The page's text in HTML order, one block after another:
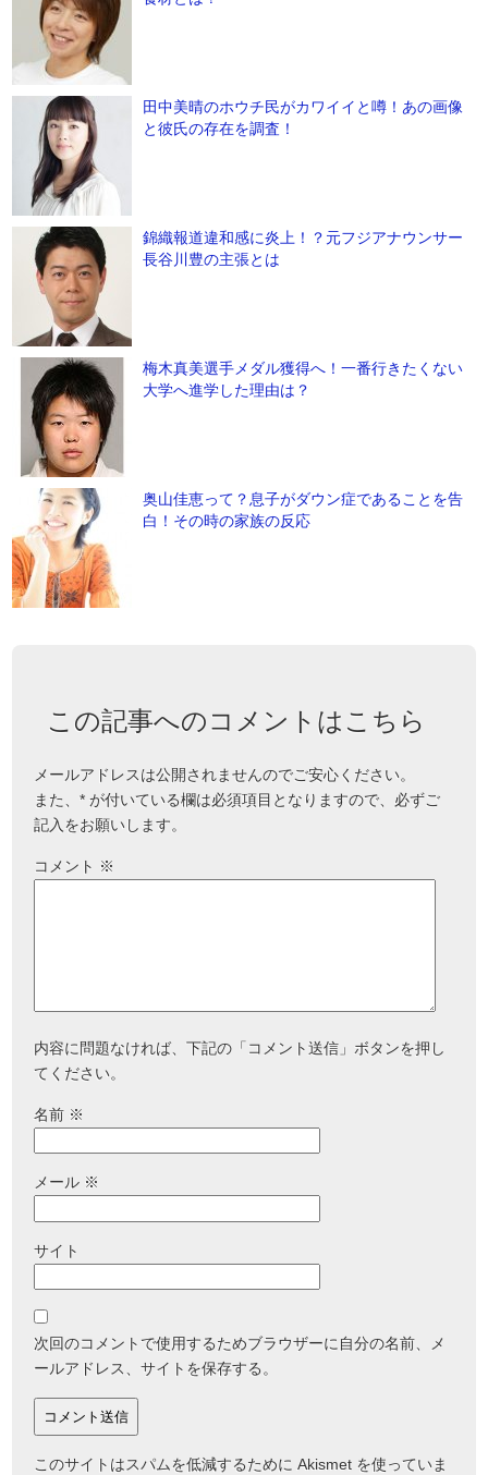
田中美晴のホウチ民がカワイイと噂！あの画像
と彼氏の存在を調査！
錦織報道違和感に炎上！？元フジアナウンサー
長谷川豊の主張とは
梅木真美選手メダル獲得へ！一番行きたくない
大学へ進学した理由は？
奥山佳恵って？息子がダウン症であることを告
白！その時の家族の反応
この記事へのコメントはこちら
メールアドレスは公開されませんのでご安心ください。
また、* が付いている欄は必須項目となりますので、必ずご
記入をお願いします。
コメント ※
内容に問題なければ、下記の「コメント送信」ボタンを押し
てください。
名前 ※
メール ※
サイト
次回のコメントで使用するためブラウザーに自分の名前、メ
ールアドレス、サイトを保存する。
このサイトはスパムを低減するために Akismet を使っていま